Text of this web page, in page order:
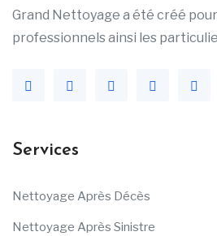
Grand Nettoyage a été créé
professionnels ainsi les
Services
Nettoyage Après Décès
Nettoyage Après Sinistre